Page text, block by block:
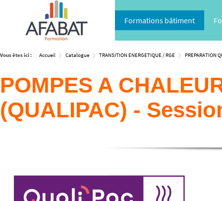
Formations bâtiment
Vous êtes ici : Accueil Catalogue TRANSITION ENERGETIQUE / RGE PREPARATION
POMPES A
(QUALIPAC) -